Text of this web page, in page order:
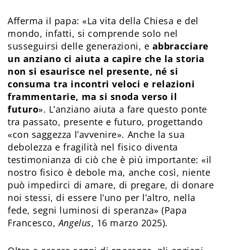
Afferma il papa: «La vita della Chiesa e del
mondo, infatti, si comprende solo nel
susseguirsi delle generazioni, e abbracciare
un anziano ci aiuta a capire che la storia
non si esaurisce nel presente, né si
consuma tra incontri veloci e relazioni
frammentarie, ma si snoda verso il
futuro». L’anziano aiuta a fare questo ponte
tra passato, presente e futuro, progettando
«con saggezza l’avvenire». Anche la sua
debolezza e fragilità nel fisico diventa
testimonianza di ciò che è più importante: «il
nostro fisico è debole ma, anche così, niente
può impedirci di amare, di pregare, di donare
noi stessi, di essere l’uno per l’altro, nella
fede, segni luminosi di speranza» (Papa
Francesco,Angelus, 16 marzo 2025).